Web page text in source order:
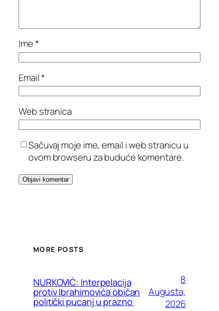
Ime*
Email*
Web stranica
Sačuvaj moje ime, email i web stranicu u
ovom browseru za buduće komentare.
MORE POSTS
NURKOVIĆ: Interpelacija
protiv Ibrahimovića običan
politički pucanj u prazno
8
Augusta,
2026